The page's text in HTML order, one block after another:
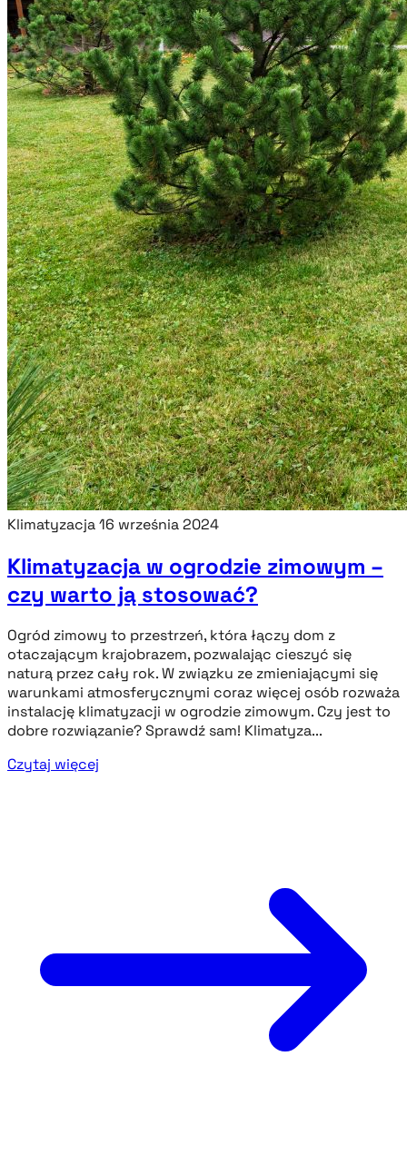
Klimatyzacja16 września 2024
Klimatyzacja w ogrodzie zimowym –
czy warto ją stosować?
Ogród zimowy to przestrzeń, która łączy dom z
otaczającym krajobrazem, pozwalając cieszyć się
naturą przez cały rok. W związku ze zmieniającymi się
warunkami atmosferycznymi coraz więcej osób rozważa
instalację klimatyzacji w ogrodzie zimowym. Czy jest to
dobre rozwiązanie? Sprawdź sam! Klimatyza...
Czytaj więcej